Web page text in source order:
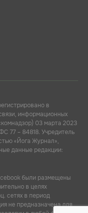
в
информационных
03 марта 2023
77 – 84818. Учредитель
«Йога Журнал»,
данные редакции:
были размещены
в целях
сетях в период
не предназначена для